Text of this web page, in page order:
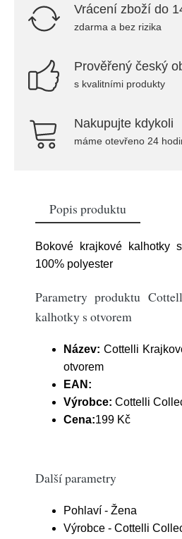
Vrácení zboží do
zdarma a bez rizika
Prověřený český
s kvalitními produkty
Nakupujte kdykoli
máme otevřeno 24
Popis produktu
Bokové krajkové kalhotky
100% polyester
Parametry produktu
kalhotky s otvorem
Název: Cottelli
otvorem
EAN:
Výrobce: Cottelli
Cena:199 Kč
Další parametry
Pohlaví - Žena
Výrobce - Cottelli